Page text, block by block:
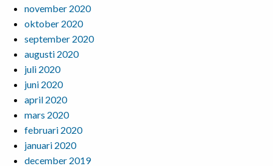
november 2020
oktober 2020
september 2020
augusti 2020
juli 2020
juni 2020
april 2020
mars 2020
februari 2020
januari 2020
december 2019